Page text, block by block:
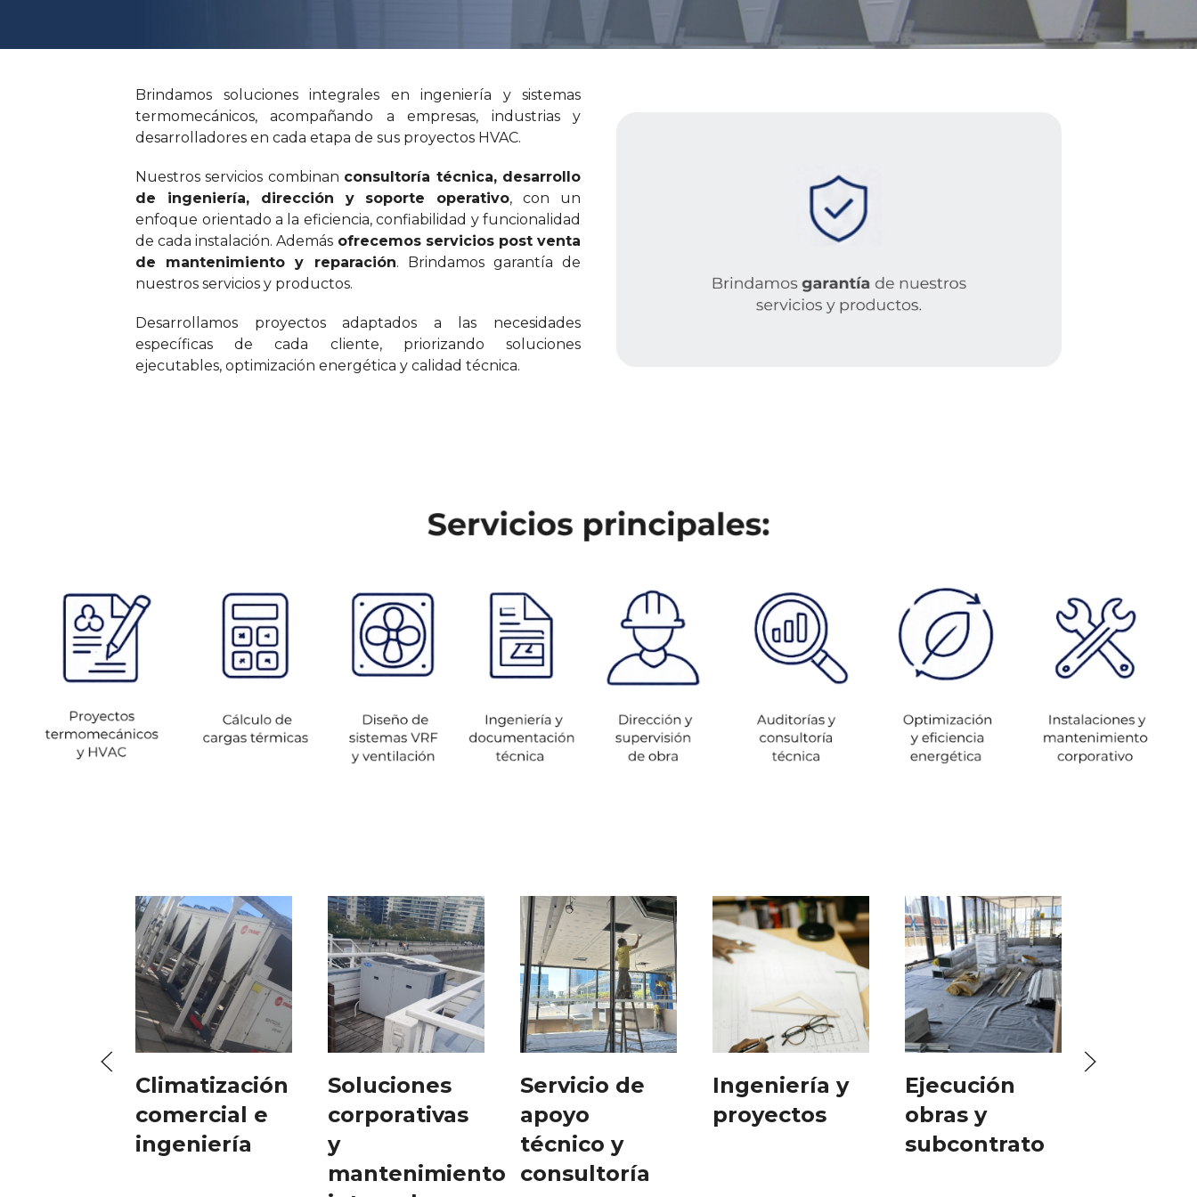
Brindamos soluciones integrales en ingeniería y sistemas
termomecánicos, acompañando a empresas, industrias y
desarrolladores en cada etapa de sus proyectos HVAC.
Nuestros servicios combinan consultoría técnica, desarrollo
de ingeniería, dirección y soporte operativo, con un
enfoque orientado a la eficiencia, confiabilidad y funcionalidad
de cada instalación. Además ofrecemos servicios post venta
de mantenimiento y reparación. Brindamos garantía de
nuestros servicios y productos.
Desarrollamos proyectos adaptados a las necesidades
específicas de cada cliente, priorizando soluciones
ejecutables, optimización energética y calidad técnica.
Climatización
comercial e
ingeniería
Soluciones
corporativas
y
mantenimiento
Servicio de
apoyo
técnico y
consultoría
Ingeniería y
proyectos
Ejecución
obras y
subcontrato